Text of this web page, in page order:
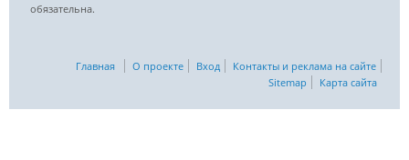
обязательна.
Главная О проекте Вход
Контакты и реклама на сайте
Sitemap
Карта сайта